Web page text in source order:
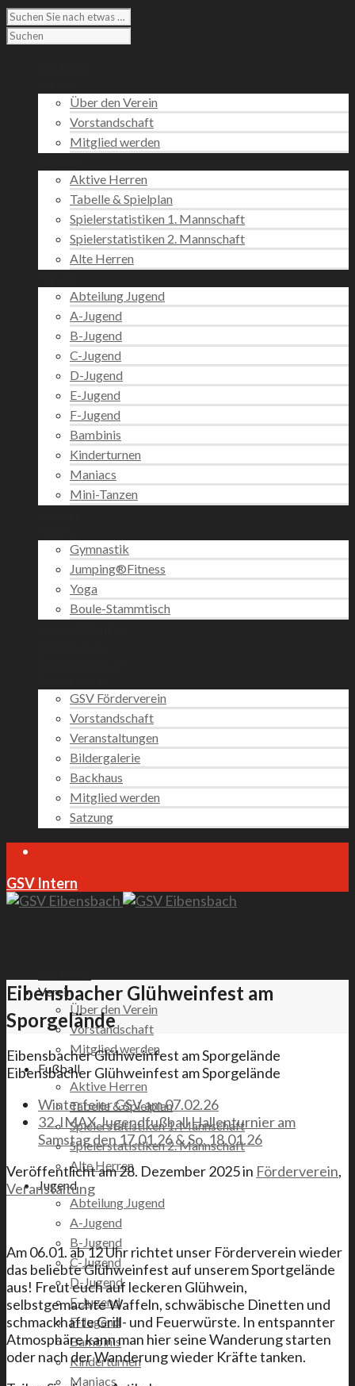
Über den Verein
Vorstandschaft
Mitglied werden
Aktive Herren
Tabelle & Spielplan
Spielerstatistiken 1. Mannschaft
Spielerstatistiken 2. Mannschaft
Alte Herren
Abteilung Jugend
A-Jugend
B-Jugend
C-Jugend
D-Jugend
E-Jugend
F-Jugend
Bambinis
Kinderturnen
Maniacs
Mini-Tanzen
Gymnastik
Jumping®Fitness
Yoga
Boule-Stammtisch
GSV Förderverein
Vorstandschaft
Veranstaltungen
Bildergalerie
Backhaus
Mitglied werden
Satzung
GSV Intern
Verein
Über den Verein
Vorstandschaft
Mitglied werden
Fußball
Aktive Herren
Tabelle & Spielplan
Spielerstatistiken 1. Mannschaft
Spielerstatistiken 2. Mannschaft
Alte Herren
Jugend
Abteilung Jugend
A-Jugend
B-Jugend
C-Jugend
D-Jugend
E-Jugend
F-Jugend
Bambinis
Kinderturnen
Maniacs
Eibensbacher Glühweinfest am
Sporgelände
Eibensbacher Glühweinfest am Sporgelände
Eibensbacher Glühweinfest am Sporgelände
Winterfeier GSV am 07.02.26
32. IMAX Jugendfußball Hallenturnier am
Samstag den 17.01.26 & So. 18.01.26
Veröffentlicht am28. Dezember 2025in Förderverein,
Veranstaltung
Am 06.01. ab 12 Uhr richtet unser Förderverein wieder
das beliebte Glühweinfest auf unserem Sportgelände
aus! Freut euch auf leckeren Glühwein,
selbstgemachte Waffeln, schwäbische Dinetten und
schmackhafte Grill- und Feuerwürste. In entspannter
Atmosphäre kann man hier seine Wanderung starten
oder nach der Wanderung wieder Kräfte tanken.